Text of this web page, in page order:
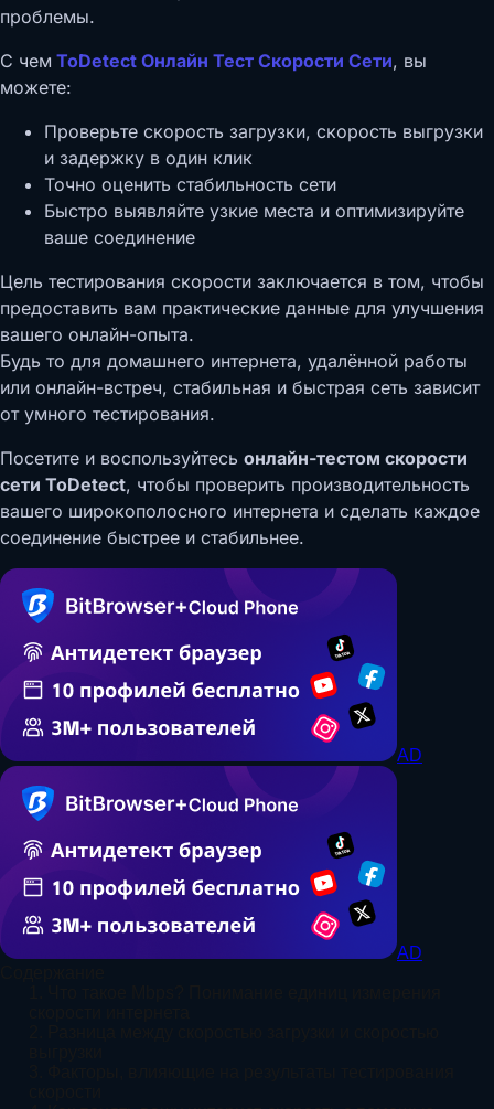
проблемы.
С чем ToDetect Онлайн Тест Скорости Сети, вы
можете:
Проверьте скорость загрузки, скорость выгрузки
и задержку в один клик
Точно оценить стабильность сети
Быстро выявляйте узкие места и оптимизируйте
ваше соединение
Цель тестирования скорости заключается в том, чтобы
предоставить вам практические данные для улучшения
вашего онлайн-опыта.
Будь то для домашнего интернета, удалённой работы
или онлайн-встреч, стабильная и быстрая сеть зависит
от умного тестирования.
Посетите и воспользуйтесь онлайн-тестом скорости
сети ToDetect, чтобы проверить производительность
вашего широкополосного интернета и сделать каждое
соединение быстрее и стабильнее.
AD
AD